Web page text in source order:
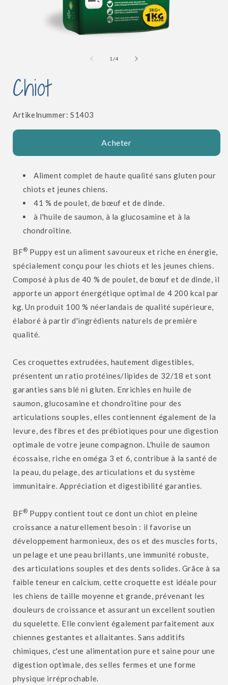
une
fenêtre
modale
1 /de
4
Chiot
Artikelnummer: SKU:
S1403
Acheter
Aliment complet de haute qualité sans gluten pour
chiots et jeunes chiens.
41 % de poulet, de bœuf et de dinde.
à l'huile de saumon, à la glucosamine et à la
chondroïtine.
BF® Puppy est un aliment savoureux et riche en énergie,
spécialement conçu pour les chiots et les jeunes chiens.
Composé à plus de 40 % de poulet, de bœuf et de dinde, il
apporte un apport énergétique optimal de 4 200 kcal par
kg. Un produit 100 % néerlandais de qualité supérieure,
élaboré à partir d'ingrédients naturels de première
qualité.
Ces croquettes extrudées, hautement digestibles,
présentent un ratio protéines/lipides de 32/18 et sont
garanties sans blé ni gluten. Enrichies en huile de
saumon, glucosamine et chondroïtine pour des
articulations souples, elles contiennent également de la
levure, des fibres et des prébiotiques pour une digestion
optimale de votre jeune compagnon. L'huile de saumon
écossaise, riche en oméga 3 et 6, contribue à la santé de
la peau, du pelage, des articulations et du système
immunitaire. Appréciation et digestibilité garanties.
BF® Puppy contient tout ce dont un chiot en pleine
croissance a naturellement besoin : il favorise un
développement harmonieux, des os et des muscles forts,
un pelage et une peau brillants, une immunité robuste,
des articulations souples et des dents solides. Grâce à sa
faible teneur en calcium, cette croquette est idéale pour
les chiens de taille moyenne et grande, prévenant les
douleurs de croissance et assurant un excellent soutien
du squelette. Elle convient également parfaitement aux
chiennes gestantes et allaitantes. Sans additifs
chimiques, c'est une alimentation pure et saine pour une
digestion optimale, des selles fermes et une forme
physique irréprochable.